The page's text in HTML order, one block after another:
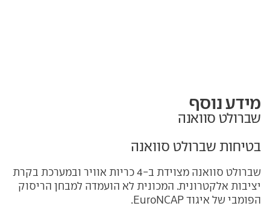
מידע נוסף
שברולט סוואנה
בטיחות שברולט סוואנה
שברולט סוואנה מצוידת ב-4 כריות אוויר ובמערכת בקרת
יציבות אלקטרונית. המכונית לא הועמדה למבחן הריסוק
הפומבי של איגוד EuroNCAP.